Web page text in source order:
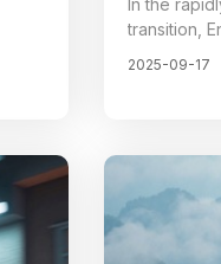
In the
transition,
2025-09-17